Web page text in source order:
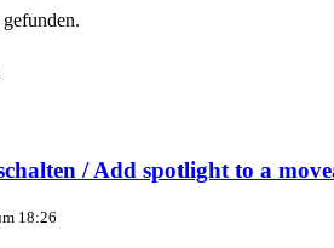
/ Add spotlight to a
18:26